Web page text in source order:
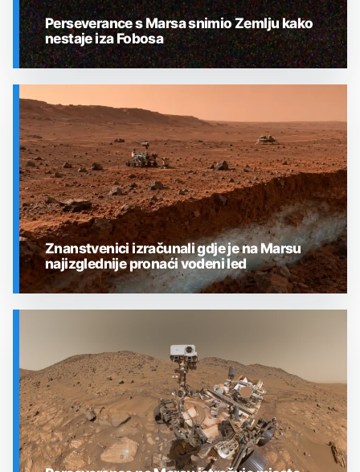
SVEMIR
Perseverance s Marsa snimio Zemlju kako
nestaje iza Fobosa
Znanstvenici izračunali gdje je na Marsu
najizglednije pronaći vodeni led